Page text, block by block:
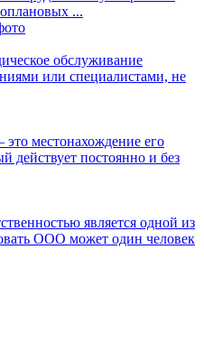
...
обслуживание
или специалистами, не
местонахождение его
действует постоянно и без
является одной из
ООО может один человек